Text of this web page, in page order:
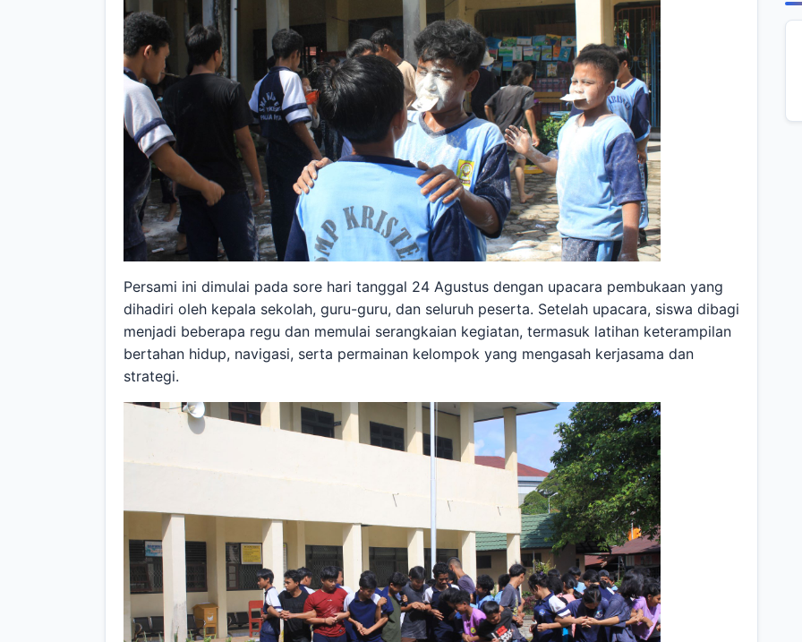
Persami ini dimulai pada sore hari tanggal 24 Agustus dengan upacara pembukaan yang
dihadiri oleh kepala sekolah, guru-guru, dan seluruh peserta. Setelah upacara, siswa dibagi
menjadi beberapa regu dan memulai serangkaian kegiatan, termasuk latihan keterampilan
bertahan hidup, navigasi, serta permainan kelompok yang mengasah kerjasama dan
strategi.